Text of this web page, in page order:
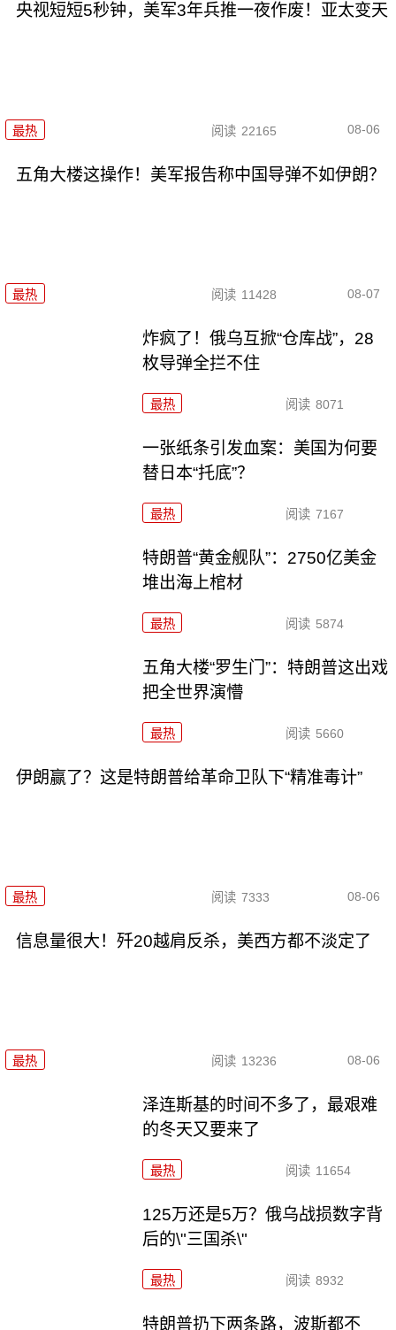
央视短短5秒钟，美军3年兵推一夜作废！亚太变天
最热 阅读 22165 08-06
五角大楼这操作！美军报告称中国导弹不如伊朗？
最热 阅读 11428 08-07
炸疯了！俄乌互掀“仓库战”，28
枚导弹全拦不住
最热 阅读 8071
一张纸条引发血案：美国为何要
替日本“托底”？
最热 阅读 7167
特朗普“黄金舰队”：2750亿美金
堆出海上棺材
最热 阅读 5874
五角大楼“罗生门”：特朗普这出戏
把全世界演懵
最热 阅读 5660
伊朗赢了？这是特朗普给革命卫队下“精准毒计”
最热 阅读 7333 08-06
信息量很大！歼20越肩反杀，美西方都不淡定了
最热 阅读 13236 08-06
泽连斯基的时间不多了，最艰难
的冬天又要来了
最热 阅读 11654
125万还是5万？俄乌战损数字背
后的\"三国杀\"
最热 阅读 8932
特朗普扔下两条路，波斯都不